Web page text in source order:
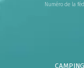
Numéro de la